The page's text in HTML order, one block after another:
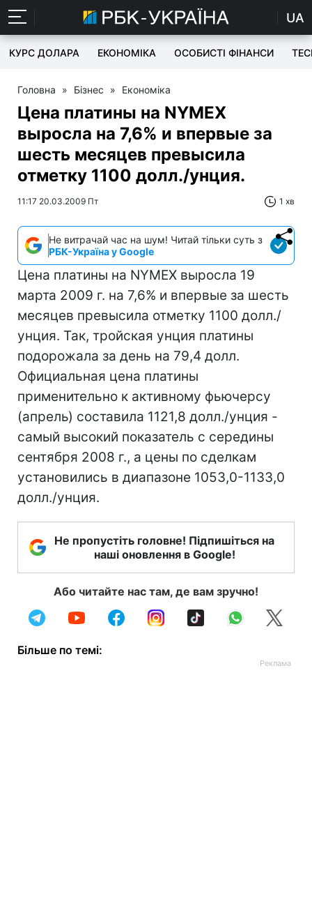
UA
КУРС ДОЛАРА ЕКОНОМІКА ОСОБИСТІ ФІНАНСИ
Головна » Бізнес » Економіка
Цена платины на NYMEX
выросла на 7,6% и впервые за
шесть месяцев превысила
отметку 1100 долл./унция.
11:17 20.03.2009 Пт 1 хв
Не витрачай час на шум! Читай тільки суть з
РБК-Україна у Google
Цена платины на NYMEX выросла 19
марта 2009 г. на 7,6% и впервые за шесть
месяцев превысила отметку 1100 долл./
унция. Так, тройская унция платины
подорожала за день на 79,4 долл.
Официальная цена платины
применительно к активному фьючерсу
(апрель) составила 1121,8 долл./унция -
самый высокий показатель с середины
сентября 2008 г., а цены по сделкам
установились в диапазоне 1053,0-1133,0
долл./унция.
Не пропустіть головне! Підпишіться на
наші оновлення в Google!
Або читайте нас там, де вам зручно!
Більше по темі: